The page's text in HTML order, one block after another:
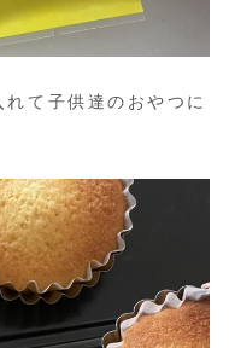
て子供達のおやつに